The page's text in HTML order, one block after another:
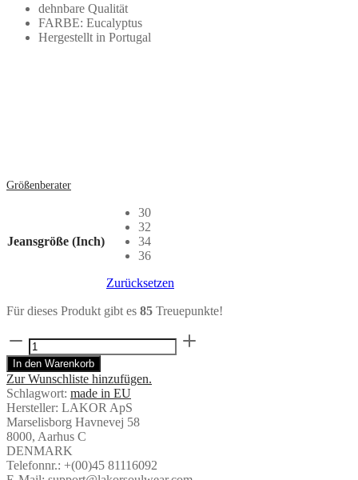
dehnbare Qualität
FARBE: Eucalyptus
Hergestellt in Portugal
Größenberater
Jeansgröße (Inch)
30
32
34
36
Zurücksetzen
Für dieses Produkt gibt es 85 Treuepunkte!
Chino
Shorts
in
Beige
-
LAKOR
Menge
In den Warenkorb
Zur Wunschliste hinzufügen.
Schlagwort: made in EU
Hersteller: LAKOR ApS
Marselisborg Havnevej 58
8000, Aarhus C
DENMARK
Telefonnr.: +(00)45 81116092